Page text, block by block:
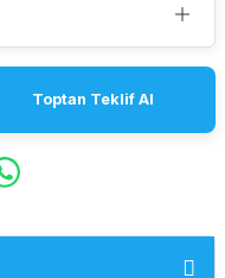
Toptan Teklif Al